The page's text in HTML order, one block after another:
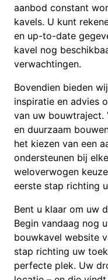
aanbod constant
kavels. U kunt
en up-to-date
kavel nog
verwachtingen.
Bovendien bieden
inspiratie en advies
van uw bouwtraject.
en duurzaam
het kiezen van een
ondersteunen bij
weloverwogen
eerste stap richting
Bent u klaar om uw
Begin vandaag nog
bouwkavel website
stap richting uw
perfecte plek. Uw